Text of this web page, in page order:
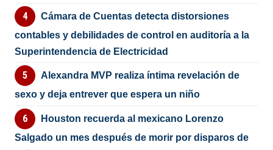
Cámara de Cuentas detecta distorsiones
contables y debilidades de control en auditoría a la
Superintendencia de Electricidad
Alexandra MVP realiza íntima revelación de
sexo y deja entrever que espera un niño
Houston recuerda al mexicano Lorenzo
Salgado un mes después de morir por disparos de